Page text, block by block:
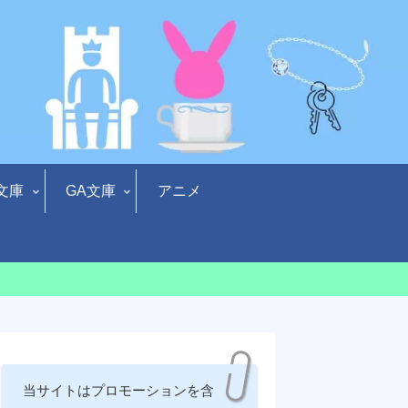
庫 GA文庫 アニメ
当サイトはプロモーションを含